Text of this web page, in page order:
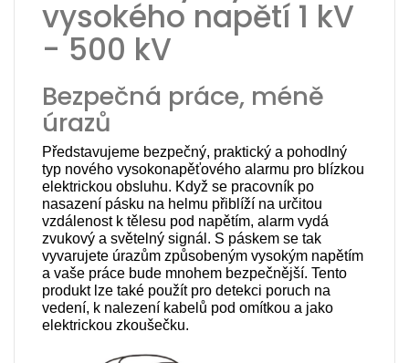
vysokého napětí 1 kV
- 500 kV
Bezpečná práce, méně
úrazů
Představujeme bezpečný, praktický a pohodlný
typ nového vysokonapěťového alarmu pro blízkou
elektrickou obsluhu. Když se pracovník po
nasazení pásku na helmu přiblíží na určitou
vzdálenost k tělesu pod napětím, alarm vydá
zvukový a světelný signál. S páskem se tak
vyvarujete úrazům způsobeným vysokým napětím
a vaše práce bude mnohem bezpečnější. Tento
produkt lze také použít pro detekci poruch na
vedení, k nalezení kabelů pod omítkou a jako
elektrickou zkoušečku.